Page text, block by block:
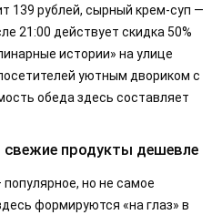
139 рублей, сырный крем-суп —
21:00 действует скидка 50%
истории» на улице
уютным двориком с
обеда здесь составляет
свежие продукты дешевле
но не самое
формируются «на глаз» в